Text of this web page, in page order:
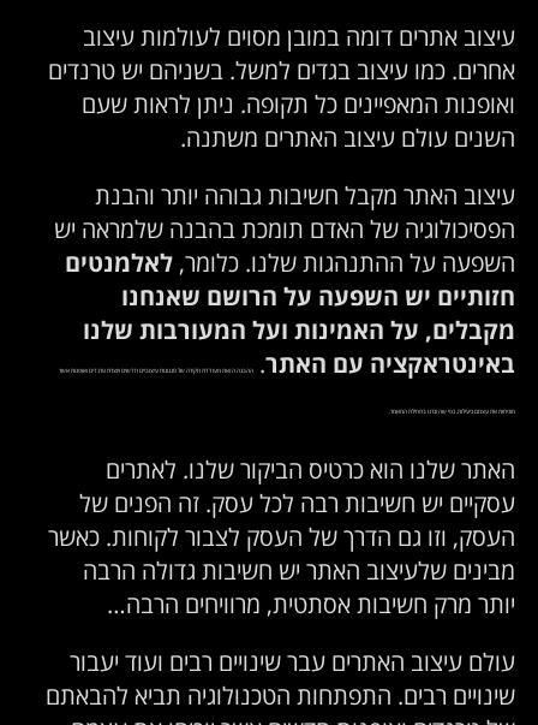
עיצוב אתרים דומה במובן מסוים לעולמות עיצוב
אחרים. כמו עיצוב בגדים למשל. בשניהם יש טרנדים
ואופנות המאפיינים כל תקופה. ניתן לראות שעם
השנים עולם עיצוב האתרים משתנה.
עיצוב האתר מקבל חשיבות גבוהה יותר והבנת
הפסיכולוגיה של האדם תומכת בהבנה שלמראה יש
השפעה על ההתנהגות שלנו. כלומר, לאלמנטים
חזותיים יש השפעה על הרושם שאנחנו
מקבלים, על האמינות ועל המעורבות שלנו
באינטראקציה עם האתר. ההבנה הזאת מעודדת חקירה של סגנונות עיצוביים חדשים ויוצרת טרנדים ואופנות אשר
מוכיחות את עצמם כיעילות. כפי שהזכרנו בתחילת המאמר.
האתר שלנו הוא כרטיס הביקור שלנו. לאתרים
עסקיים יש חשיבות רבה לכל עסק. זה הפנים של
העסק, וזו גם הדרך של העסק לצבור לקוחות. כאשר
מבינים שלעיצוב האתר יש חשיבות גדולה הרבה
יותר מרק חשיבות אסתטית, מרוויחים הרבה…
עולם עיצוב האתרים עבר שינויים רבים ועוד יעבור
שינויים רבים. התפתחות הטכנולוגיה תביא להבאתם